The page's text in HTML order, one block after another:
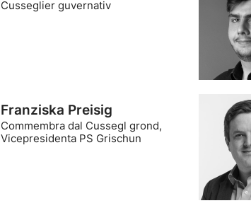
Cusseglier guvernativ
Franziska Preisig
Commembra dal Cussegl grond,
Vicepresidenta PS Grischun